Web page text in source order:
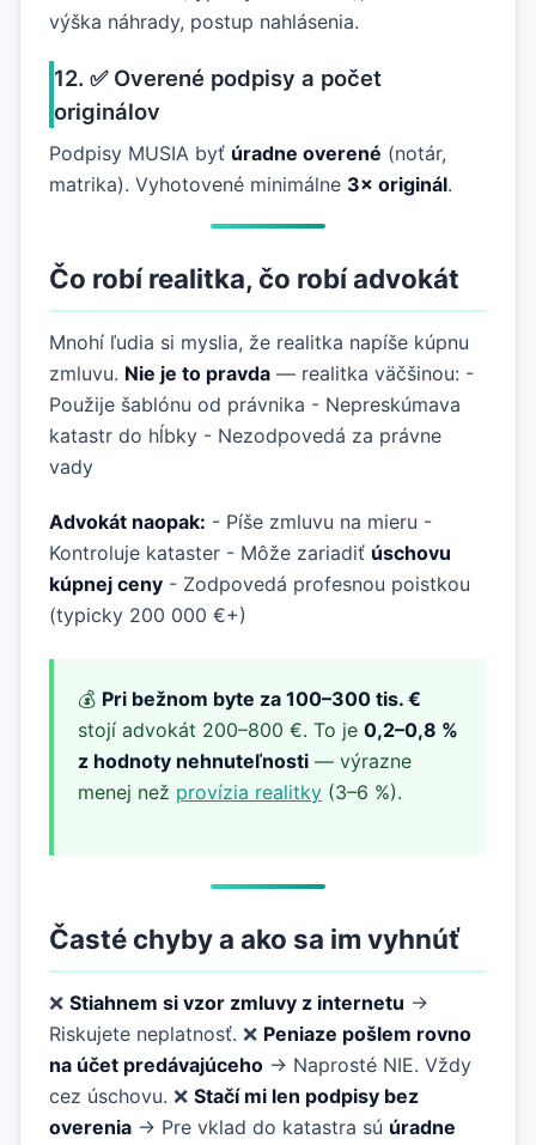
výška náhrady, postup nahlásenia.
12. ✅ Overené podpisy a počet
originálov
Podpisy MUSIA byť úradne overené (notár,
matrika). Vyhotovené minimálne 3× originál.
Čo robí realitka, čo robí advokát
Mnohí ľudia si myslia, že realitka napíše kúpnu
zmluvu. Nie je to pravda — realitka väčšinou: -
Použije šablónu od právnika - Nepreskúmava
katastr do hĺbky - Nezodpovedá za právne
vady
Advokát naopak: - Píše zmluvu na mieru -
Kontroluje kataster - Môže zariadiť úschovu
kúpnej ceny - Zodpovedá profesnou poistkou
(typicky 200 000 €+)
💰 Pri bežnom byte za 100–300 tis. €
stojí advokát 200–800 €. To je 0,2–0,8 %
z hodnoty nehnuteľnosti — výrazne
menej než provízia realitky (3–6 %).
Časté chyby a ako sa im vyhnúť
❌ Stiahnem si vzor zmluvy z internetu →
Riskujete neplatnosť. ❌ Peniaze pošlem rovno
na účet predávajúceho → Naprosté NIE. Vždy
cez úschovu. ❌ Stačí mi len podpisy bez
overenia → Pre vklad do katastra sú úradne